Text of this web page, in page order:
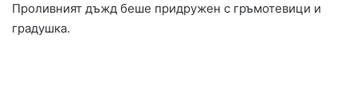
Проливният дъжд беше придружен с гръмотевици и
градушка.